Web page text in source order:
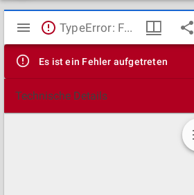
Mirador
Viewer
TypeError: Failed to fetch
Es ist ein Fehler aufgetreten
Technische Details